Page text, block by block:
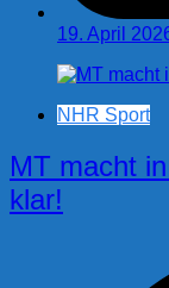
19. April
NHR Sport
MT macht
klar!